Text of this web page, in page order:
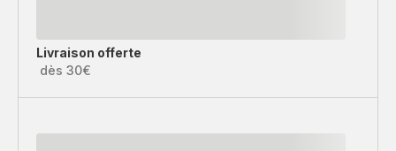
Livraison offerte
dès 30€